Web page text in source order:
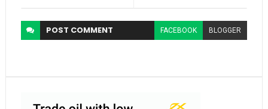
POST COMMENT FACEBOOK BLOGGER